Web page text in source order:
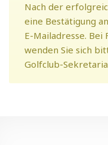
Nach der
eine Bestätigung
E-Mailadresse. Bei
wenden Sie sich
Golfclub-